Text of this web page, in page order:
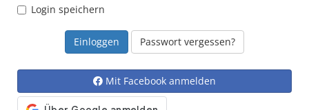
Login speichern
Passwort vergessen?
Mit Facebook anmelden